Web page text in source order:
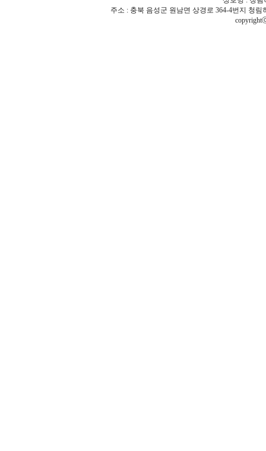
주소 : 충북 음성군 원남면 상경로 364-4번지 청림